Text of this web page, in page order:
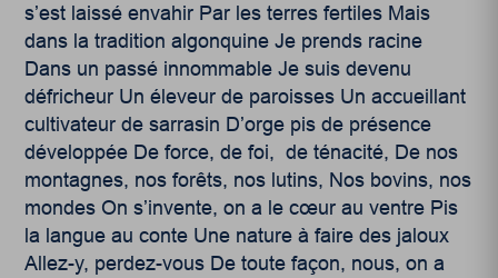
s’est laissé envahir Par les terres fertiles Mais
dans la tradition algonquine Je prends racine
Dans un passé innommable Je suis devenu
défricheur Un éleveur de paroisses Un accueillant
cultivateur de sarrasin D’orge pis de présence
développée De force, de foi, de ténacité, De nos
montagnes, nos forêts, nos lutins, Nos bovins, nos
mondes On s’invente, on a le cœur au ventre Pis
la langue au conte Une nature à faire des jaloux
Allez-y, perdez-vous De toute façon, nous, on a